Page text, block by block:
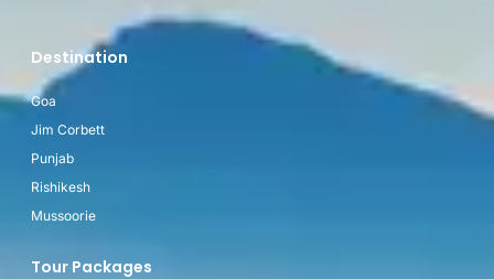
Destination
Goa
Jim Corbett
Punjab
Rishikesh
Mussoorie
Tour Packages